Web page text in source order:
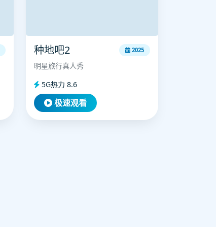
种地吧2 2025
明星旅行真人秀
5G热力 8.6
极速观看